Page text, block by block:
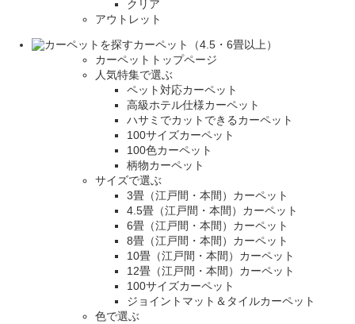
クリア
アウトレット
カーペット（4.5・6畳以上）
カーペットトップページ
人気特集で選ぶ
ペット対応カーペット
高級ホテル仕様カーペット
ハサミでカットできるカーペット
100サイズカーペット
100色カーペット
柄物カーペット
サイズで選ぶ
3畳（江戸間・本間）カーペット
4.5畳（江戸間・本間）カーペット
6畳（江戸間・本間）カーペット
8畳（江戸間・本間）カーペット
10畳（江戸間・本間）カーペット
12畳（江戸間・本間）カーペット
100サイズカーペット
ジョイントマット＆タイルカーペット
色で選ぶ